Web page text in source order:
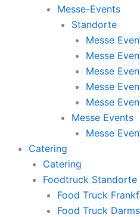
Messe-Events
Standorte
Messe
Messe
Messe
Messe
Messe
Messe Events
Messe
Catering
Catering
Foodtruck Standorte
Food Truck
Food Truck